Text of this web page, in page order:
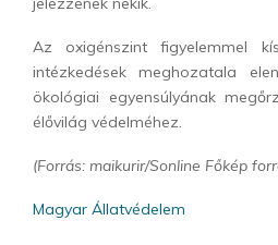
Az oxigénszint figyelemmel
intézkedések meghozatala
ökológiai egyensúlyának
élővilág védelméhez.
(Forrás: maikurir/Sonline Főkép
Magyar Állatvédelem